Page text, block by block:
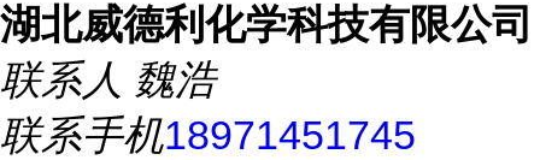
湖北威德利化学科技有限公司
联系人 魏浩
联系手机18971451745